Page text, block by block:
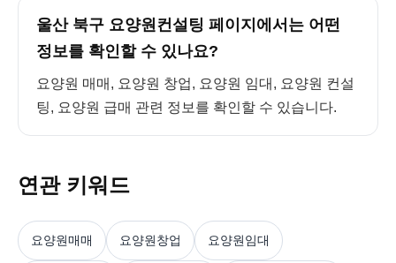
울산 북구 요양원컨설팅 페이지에서는 어떤
정보를 확인할 수 있나요?
요양원 매매, 요양원 창업, 요양원 임대, 요양원 컨설
팅, 요양원 급매 관련 정보를 확인할 수 있습니다.
연관 키워드
요양원매매 요양원창업 요양원임대